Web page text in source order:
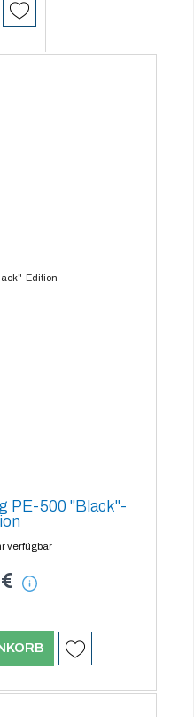
PE-500 "Black"-
verfügbar